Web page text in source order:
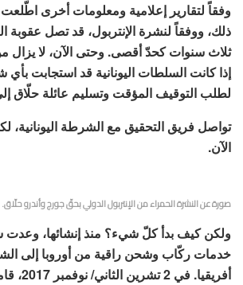
ذلك، ووفقاً لنشرة الإنتربول، قد تصل عقوبة
ثلاث سنوات كحدّ أقصى. وحتى الآن، لا يزال
إذا كانت السلطات اليونانية قد استجابت
لطلب التوقيف المؤقت وتسليم عائلة حلّاق
تواصل فريق التحقيق مع الشرطة اليونانية،
الآن.
صورة عن النشرة الحمراء من الإنتربول الدولي بحقّ جورج وأندرو
ولكن كيف بدأ كلّ شيء؟ منذ إنشائها، وعدت
خدمات ركّاب وشحن راقية من أوروبا إلى
أفريقيا.